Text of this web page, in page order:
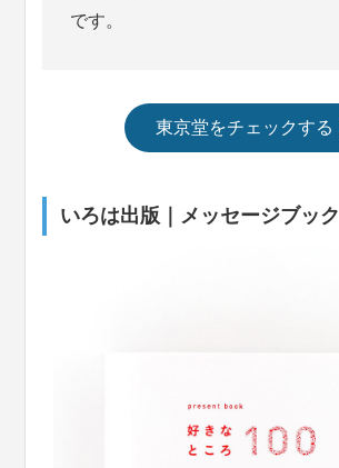
です。
東京堂をチェックする
いろは出版｜メッセージブック